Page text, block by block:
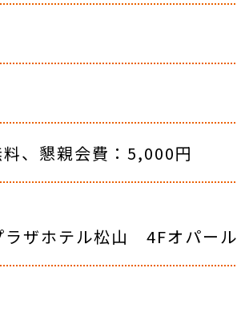
、懇親会費：5,000円
ラザホテル松山 4Fオパール